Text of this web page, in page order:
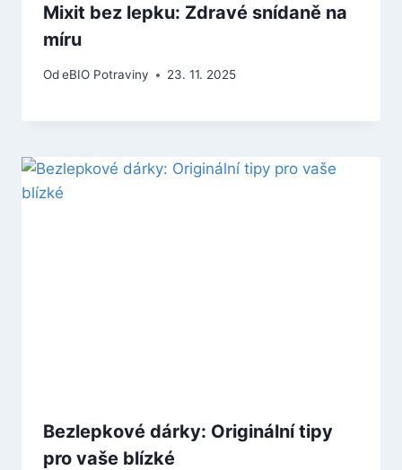
Mixit bez lepku: Zdravé snídaně na
míru
OdeBIO Potraviny 23. 11. 2025
Bezlepkové dárky: Originální tipy
pro vaše blízké